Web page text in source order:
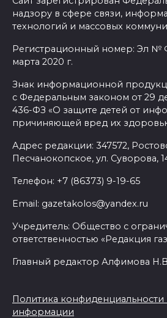
надзору в сфере связи,
технологий и массовых
Регистрационный номер: Эл №
марта 2020 г.
Знак информационной
с Федеральным законом от 29
436-ФЗ «О защите детей от
причиняющей вред их
Адрес редакции: 347572,
Песчанокопское, ул. Суворова,
Телефон: +7 (86373) 9-19-65
Email: gazetakolos@yandex.ru
Учредитель: Общество с
ответственностью «Редакция
Главный редактор Алфимова
Политика
информации